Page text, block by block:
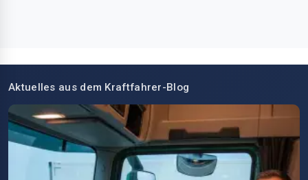
Aktuelles aus dem Kraftfahrer-Blog